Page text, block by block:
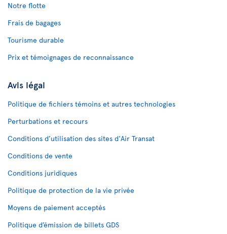
Notre flotte
Frais de bagages
Tourisme durable
Prix et témoignages de reconnaissance
Avis légal
Politique de fichiers témoins et autres technologies
Perturbations et recours
Conditions d’utilisation des sites d'Air Transat
Conditions de vente
Conditions juridiques
Politique de protection de la vie privée
Moyens de paiement acceptés
Politique d’émission de billets GDS